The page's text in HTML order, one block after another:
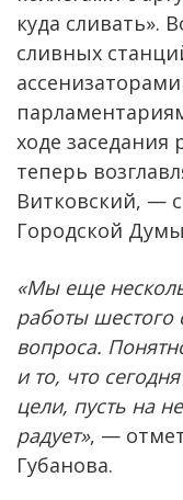
куда сливать».
сливных
ходе
теперь
Витковский, —
Городской
«Мы еще
работы шестого
вопроса.
и то, что
цели, пусть на
радует», —
Губанова.